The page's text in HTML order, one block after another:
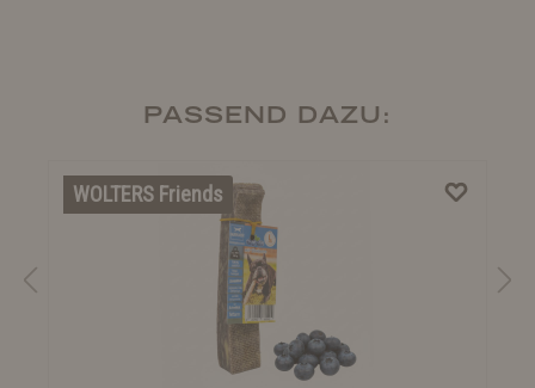
PASSEND DAZU:
WOLTERS Friends